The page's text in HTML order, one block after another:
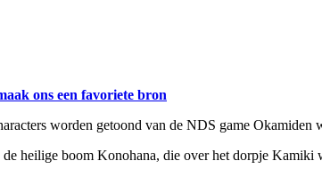
ons een favoriete bron
worden getoond van de NDS game Okamiden
heilige boom Konohana, die over het dorpje